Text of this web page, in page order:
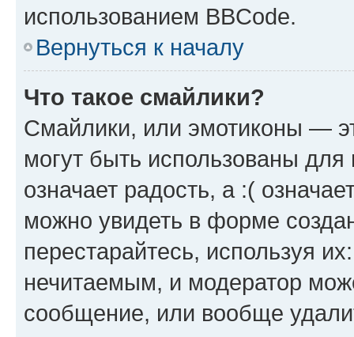
использованием BBCode.
Вернуться к началу
Что такое смайлики?
Смайлики, или эмотиконы —
могут быть использованы
означает радость, а :(
можно увидеть в форме
перестарайтесь, используя
нечитаемым, и модератор
сообщение, или вообще